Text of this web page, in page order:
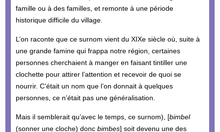
famille ou à des familles, et remonte à une période
historique difficile du village.
L’on raconte que ce surnom vient du XIXe siècle où, suite à
une grande famine qui frappa notre région, certaines
personnes cherchaient à manger en faisant tintiller une
clochette pour attirer l’attention et recevoir de quoi se
nourrir. C’était un nom que l’on donnait à quelques
personnes, ce n’était pas une généralisation.
Mais il semblerait qu’avec le temps, ce surnom), [bimbel
(sonner une cloche) donc bimbes] soit devenu une des